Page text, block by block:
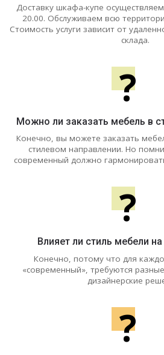
Доставку шкафа-купе
20.00. Обслуживаем всю
Стоимость услуги зависит от
склада.
?
Можно ли заказать мебель в
Конечно, вы можете заказать
стилевом направлении. Но
современный должно
?
Влияет ли стиль мебели
Конечно, потому что для
«современный», требуются
дизайнерские
?